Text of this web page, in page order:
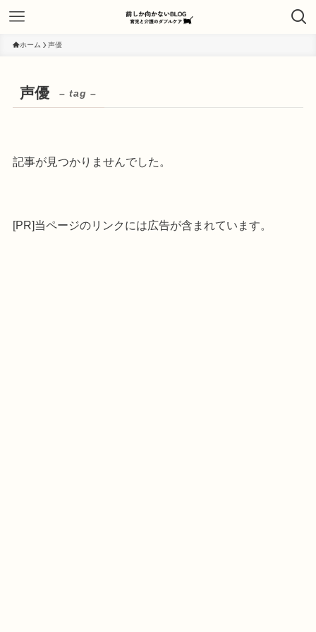
ホーム 声優
声優 – tag –
記事が見つかりませんでした。
[PR]当ページのリンクには広告が含まれています。